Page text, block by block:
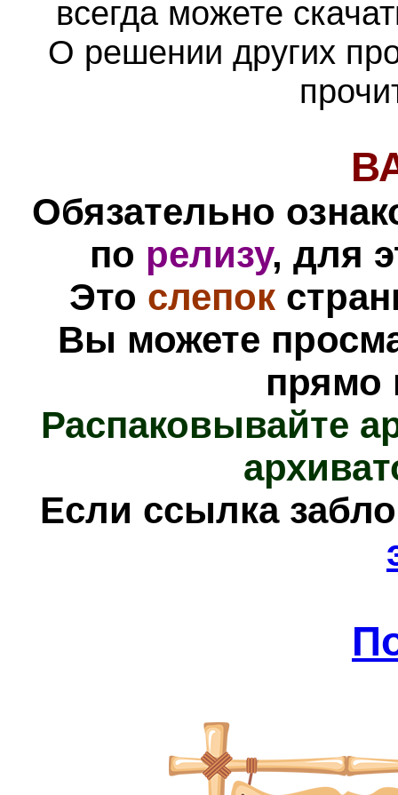
всегда можете
О решении других
Обязательно
по релизу, для
Это слепок
Вы можете
прямо
Распаковывайте
Если ссылка